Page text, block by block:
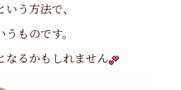
う方法で、
ものです。
なるかもしれません